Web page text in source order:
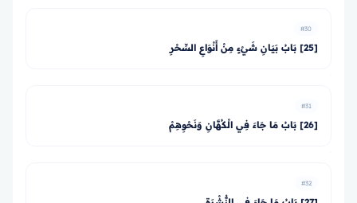
#30
[25] بَابُ بَيَانِ شَيْءٍ مِنْ أَنْوَاعِ السِّحْرِ
#31
[26] بَابُ مَا جَاءَ فِي الْكُهَّانِ وَنَحْوِهِمْ
#32